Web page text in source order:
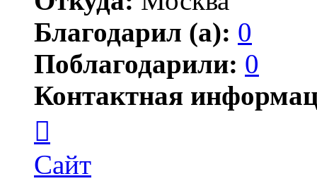
Благодарил (а): 0
Поблагодарили: 0
Контактная
пользователя
ISV
Сайт